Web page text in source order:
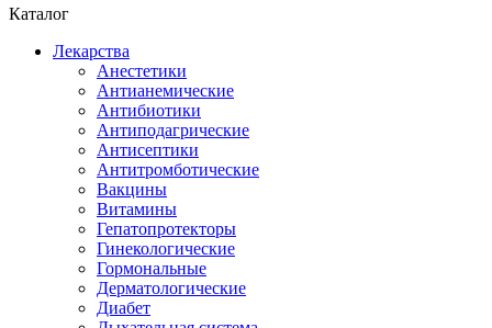
Каталог
Лекарства
Анестетики
Антианемические
Антибиотики
Антиподагрические
Антисептики
Антитромботические
Вакцины
Витамины
Гепатопротекторы
Гинекологические
Гормональные
Дерматологические
Диабет